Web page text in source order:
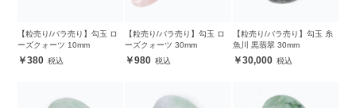
【粒売り/バラ売り】勾玉 ロ
ーズクォーツ 10mm
380
【粒売り/バラ売り】勾玉 ロ
ーズクォーツ 30mm
980
【粒売り/バラ売り】勾玉 糸
魚川 黒翡翠 30mm
30,000